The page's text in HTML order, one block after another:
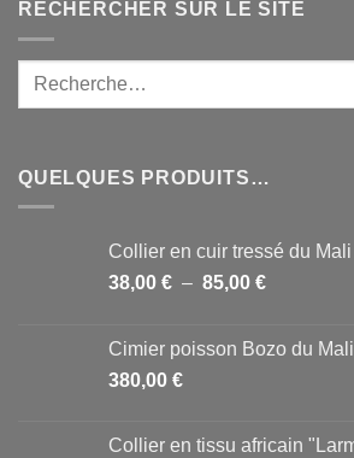
RECHERCHER SUR LE SITE
QUELQUES PRODUITS…
Collier en cuir tressé du
38,00 € – 85,00 €Plage
38,00 €
Cimier poisson Bozo du
380,00 €
Collier en tissu africain